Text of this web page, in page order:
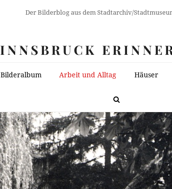
Der Bilderblog aus dem Stadtarchiv/
INNSBRUCK
Bilderalbum Arbeit und Alltag Häuser